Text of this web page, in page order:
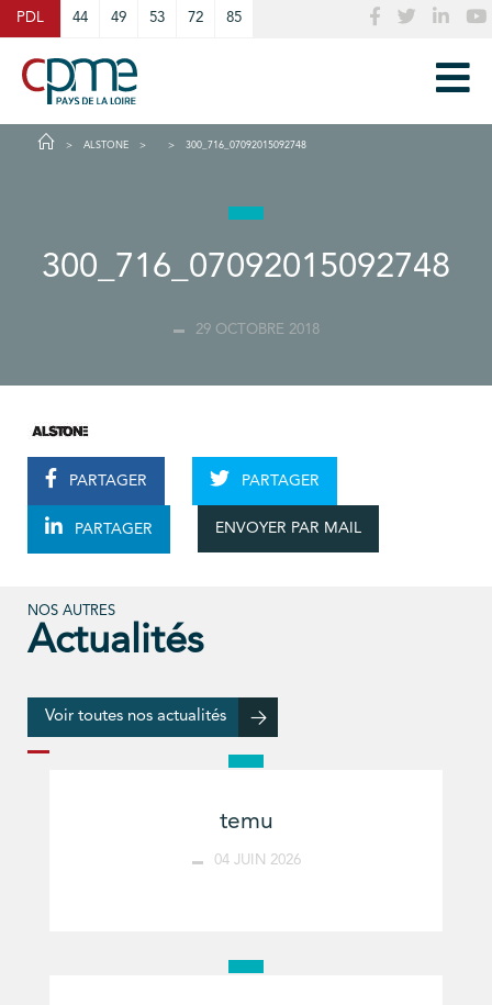
PDL 44 49 53 72 85
ALSTONE 300_716_07092015092748
300_716_07092015092748
29 OCTOBRE 2018
PARTAGER PARTAGER
PARTAGER ENVOYER PAR MAIL
NOS AUTRES
Actualités
Voir toutes nos actualités
temu
04 JUIN 2026
Cookies management panel